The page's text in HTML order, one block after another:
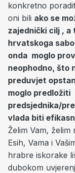
konkretno
oni bili ako se
zajednički cilj , a
hrvatskoga
onda moglo
neophodno, što
preduvjet
moglo predložiti
predsjednika/
vlada biti
Želim Vam,
Esih, Vama i
hrabre iskorake
dubokom